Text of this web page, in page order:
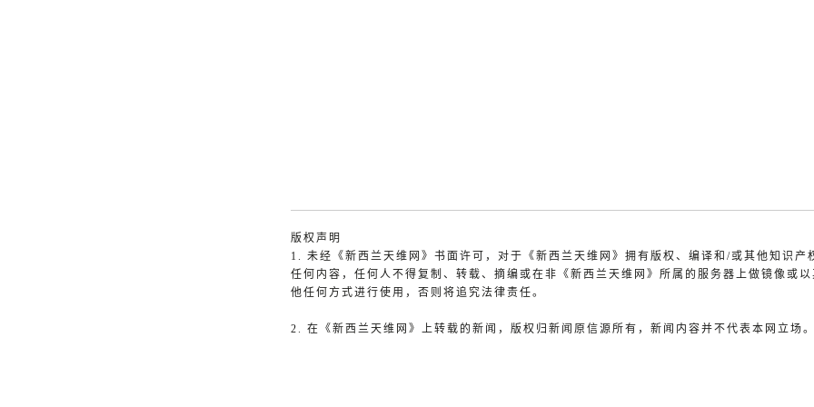
版权声明
1. 未经《新西兰天维网》书面许可，对于《新西兰天维网》拥有版权、编译和/或其他知识产
任何内容，任何人不得复制、转载、摘编或在非《新西兰天维网》所属的服务器上做镜像或以
他任何方式进行使用，否则将追究法律责任。
2. 在《新西兰天维网》上转载的新闻，版权归新闻原信源所有，新闻内容并不代表本网立场。